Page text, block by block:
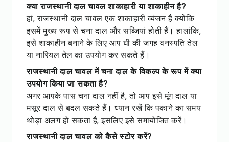
क्या राजस्थानी दाल चावल शाकाहारी या शाकाहीन है?
हां, राजस्थानी दाल चावल एक शाकाहारी व्यंजन है क्योंकि
इसमें मुख्य रूप से चना दाल और सब्जियां होती हैं। हालांकि,
इसे शाकाहीन बनाने के लिए आप घी की जगह वनस्पति तेल
या नारियल तेल का उपयोग कर सकते हैं।
राजस्थानी दाल चावल में चना दाल के विकल्प के रूप में क्या
उपयोग किया जा सकता है?
अगर आपके पास चना दाल नहीं है, तो आप इसे मूंग दाल या
मसूर दाल से बदल सकते हैं। ध्यान रखें कि पकाने का समय
थोड़ा अलग हो सकता है, इसलिए इसे समायोजित करें।
राजस्थानी दाल चावल को कैसे स्टोर करें?